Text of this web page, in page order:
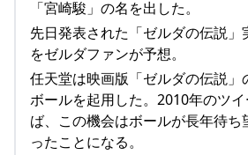
「宮崎駿」の名を出した。
先日発表された「ゼルダの伝説」
をゼルダファンが予想。
任天堂は映画版「ゼルダの伝説」
ボールを起用した。2010年のツ
ば、この機会はボールが長年待ち
ったことになる。